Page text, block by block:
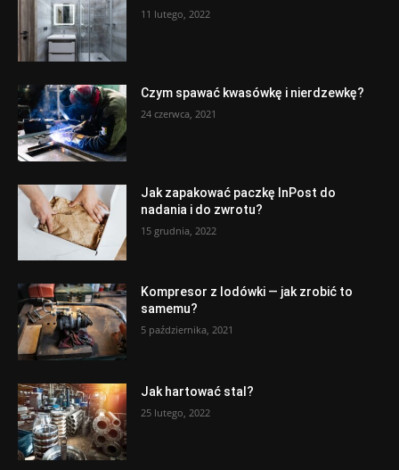
11 lutego, 2022
Czym spawać kwasówkę i nierdzewkę?
24 czerwca, 2021
Jak zapakować paczkę InPost do
nadania i do zwrotu?
15 grudnia, 2022
Kompresor z lodówki — jak zrobić to
samemu?
5 października, 2021
Jak hartować stal?
25 lutego, 2022